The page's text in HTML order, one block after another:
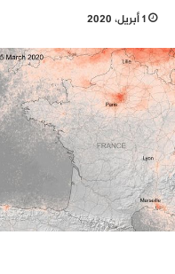
1 أبريل، 2020